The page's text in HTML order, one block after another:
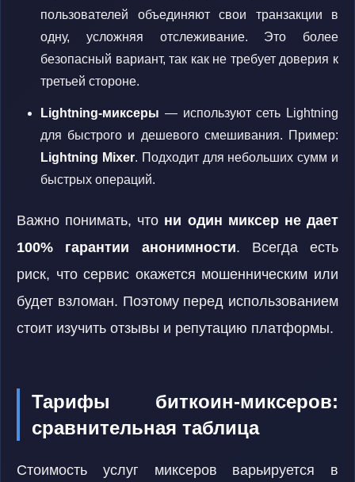
пользователей объединяют свои транзакции в
одну, усложняя отслеживание. Это более
безопасный вариант, так как не требует доверия к
третьей стороне.
Lightning-миксеры — используют сеть Lightning
для быстрого и дешевого смешивания. Пример:
Lightning Mixer. Подходит для небольших сумм и
быстрых операций.
Важно понимать, что ни один миксер не дает
100% гарантии анонимности. Всегда есть
риск, что сервис окажется мошенническим или
будет взломан. Поэтому перед использованием
стоит изучить отзывы и репутацию платформы.
Тарифы биткоин-миксеров:
сравнительная таблица
Стоимость услуг миксеров варьируется в